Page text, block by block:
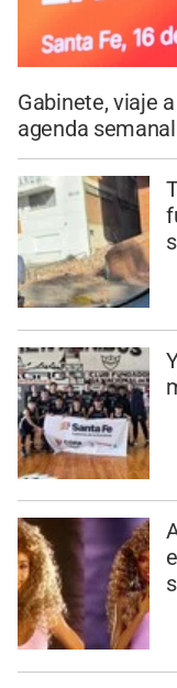
Gabinete, viaje
agenda